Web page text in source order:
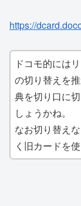
https://
ドコモ的には
の切り替えを
典を切り口に
しょうかね。
なお切り替え
く旧カードを